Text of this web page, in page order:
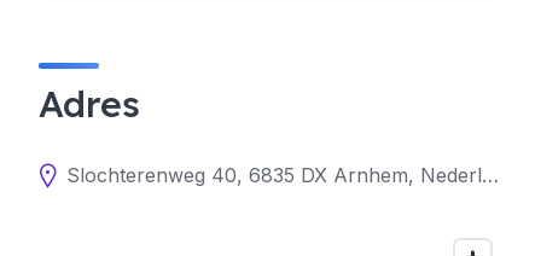
Adres
Slochterenweg 40, 6835 DX Arnhem, Nederland